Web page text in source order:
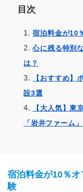
目次
宿泊料金が10
心に残る特別
は？
【おすすめ】
設3選
【大人気】東
「岩井ファーム
宿泊料金が10％
験